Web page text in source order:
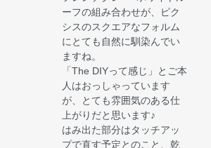
ーフの組み合わせが、ピク
シスのスクエアなフォルム
にとても自然に馴染んでい
ますね。
「The DIYって感じ」とご本
人はおっしゃっています
が、とても雰囲気のある仕
上がりだと思います♪
はみ出た部分はタッチアッ
プで直す予定とのこと、乾